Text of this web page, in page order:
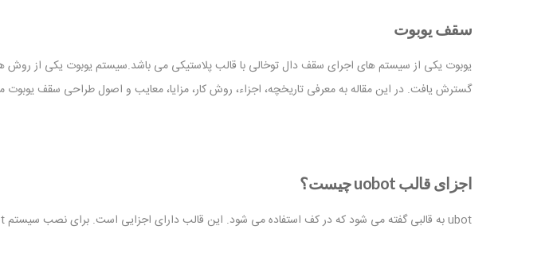
سقف یوبوت
یوبوت یکی از سیستم های اجرای سقف دال توخالی با قالب پلاستیکی می باشد.سیستم یوبوت یکی از
گسترش یافت. در این مقاله به معرفی تاریخچه، اجزاء، روش کار، مزایا، معایب و اصول طراحی سقف یوبوت
اجزای قالب uobotچیست؟
ubot به قالبی گفته می شود که در کف استفاده می شود. این قالب دارای اجزایی است. برای نصب سیستم uboot قسمت های اصلی قالب uobot عبارتند از: